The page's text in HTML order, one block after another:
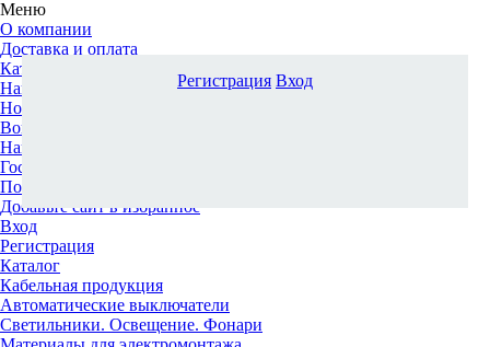
Меню
О компании
Доставка и оплата
Каталог
Наши офисы
Новости и новинки
Вопрос-ответ
Наша команда
Гос. заказчикам
Поставщикам
Добавьте сайт в избранное
Вход
Регистрация
Каталог
Кабельная продукция
Автоматические выключатели
Светильники. Освещение. Фонари
Регистрация Вход